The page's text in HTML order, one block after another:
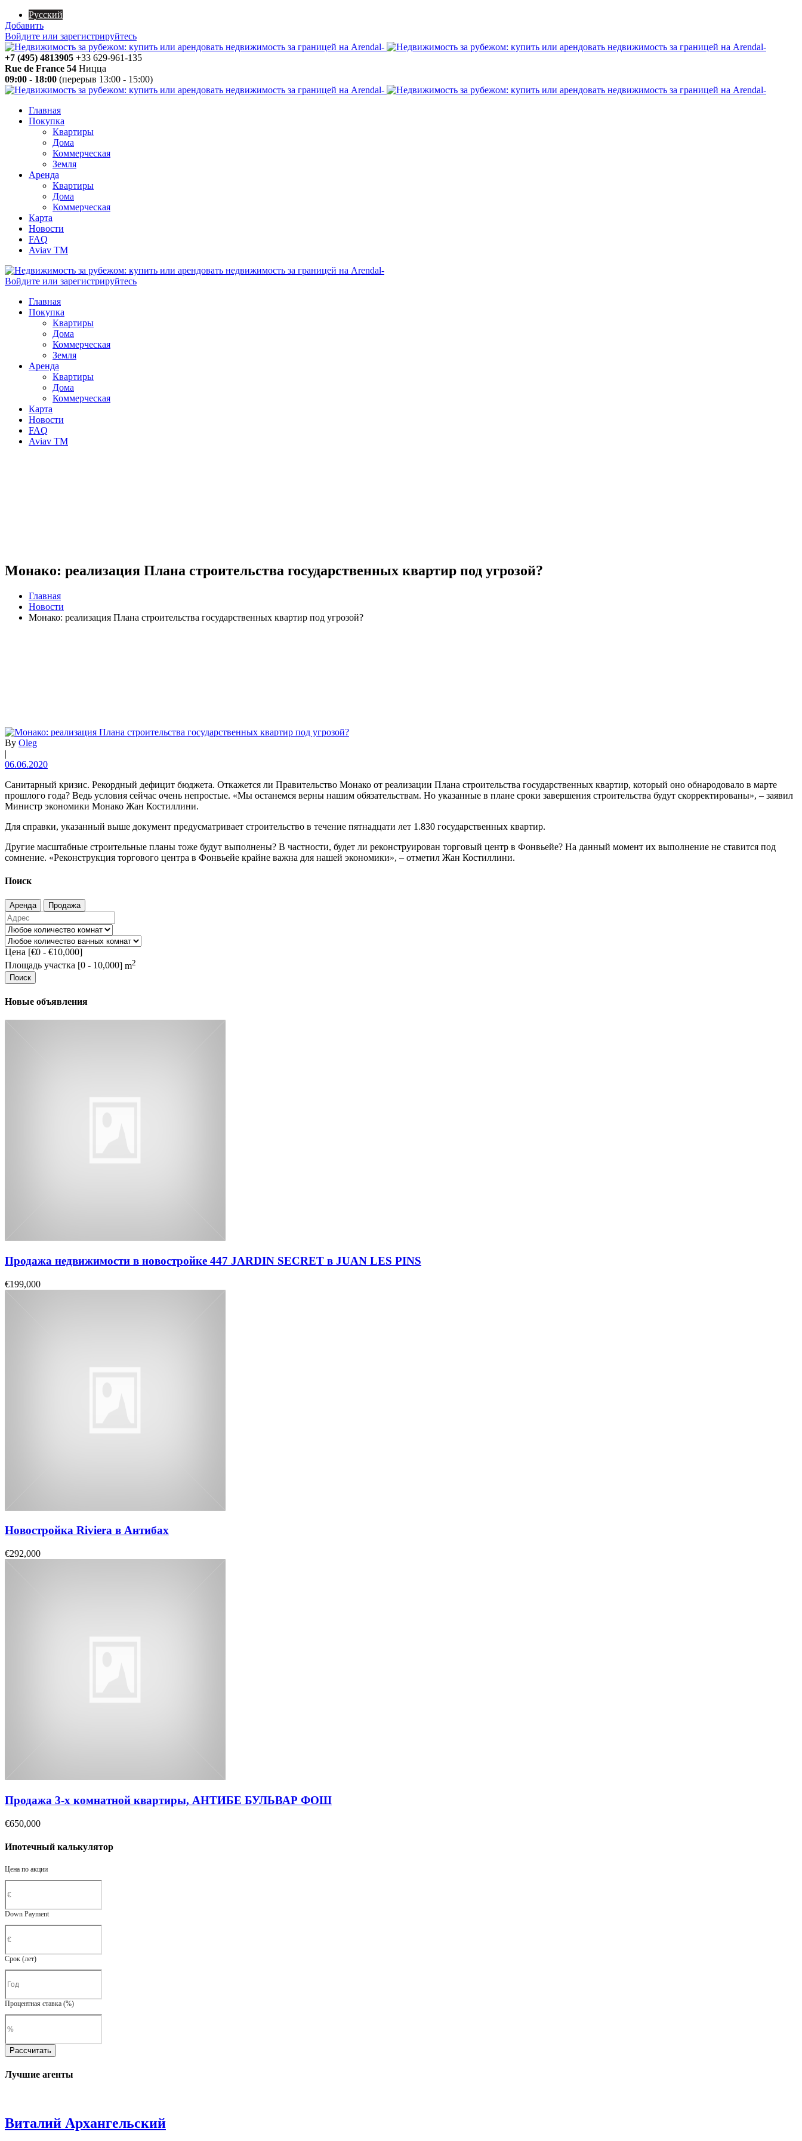
Русский
Добавить
Войдите или зарегистрируйтесь
+7 (495) 4813905 +33 629-961-135
Rue de France 54 Ницца
09:00 - 18:00 (перерыв 13:00 - 15:00)
Главная
Покупка
Квартиры
Дома
Коммерческая
Земля
Аренда
Квартиры
Дома
Коммерческая
Карта
Новости
FAQ
Aviav TM
Войдите или зарегистрируйтесь
Главная
Покупка
Квартиры
Дома
Коммерческая
Земля
Аренда
Квартиры
Дома
Коммерческая
Карта
Новости
FAQ
Aviav TM
Монако: реализация Плана строительства государственных квартир под угрозой?
Главная
Новости
Монако: реализация Плана строительства государственных квартир под угрозой?
By Oleg
|
06.06.2020
Санитарный кризис. Рекордный дефицит бюджета. Откажется ли Правительство Монако от реализации Плана строительства государственных квартир, который оно обнародовало в марте
прошлого года? Ведь условия сейчас очень непростые. «Мы останемся верны нашим обязательствам. Но указанные в плане сроки завершения строительства будут скорректированы», – заявил
Министр экономики Монако Жан Костиллини.
Для справки, указанный выше документ предусматривает строительство в течение пятнадцати лет 1.830 государственных квартир.
Другие масштабные строительные планы тоже будут выполнены? В частности, будет ли реконструирован торговый центр в Фонвьейе? На данный момент их выполнение не ставится под
сомнение. «Реконструкция торгового центра в Фонвьейе крайне важна для нашей экономики», – отметил Жан Костиллини.
Поиск
Аренда Продажа
Цена [€0 - €10,000]
Площадь участка [0 - 10,000] m2
Поиск
Новые объявления
Продажа недвижимости в новостройке 447 JARDIN SECRET в JUAN LES PINS
€199,000
Новостройка Riviera в Антибах
€292,000
Продажа 3-х комнатной квартиры, АНТИБЕ БУЛЬВАР ФОШ
€650,000
Ипотечный калькулятор
Цена по акции
Down Payment
Срок (лет)
Процентная ставка (%)
Рассчитать
Лучшие агенты
Виталий Архангельский